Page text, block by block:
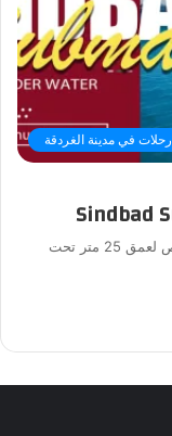
غواصة السندباد الوحيدة بالشرق الاوسط التى تغوص لعمق 25 متر تحت